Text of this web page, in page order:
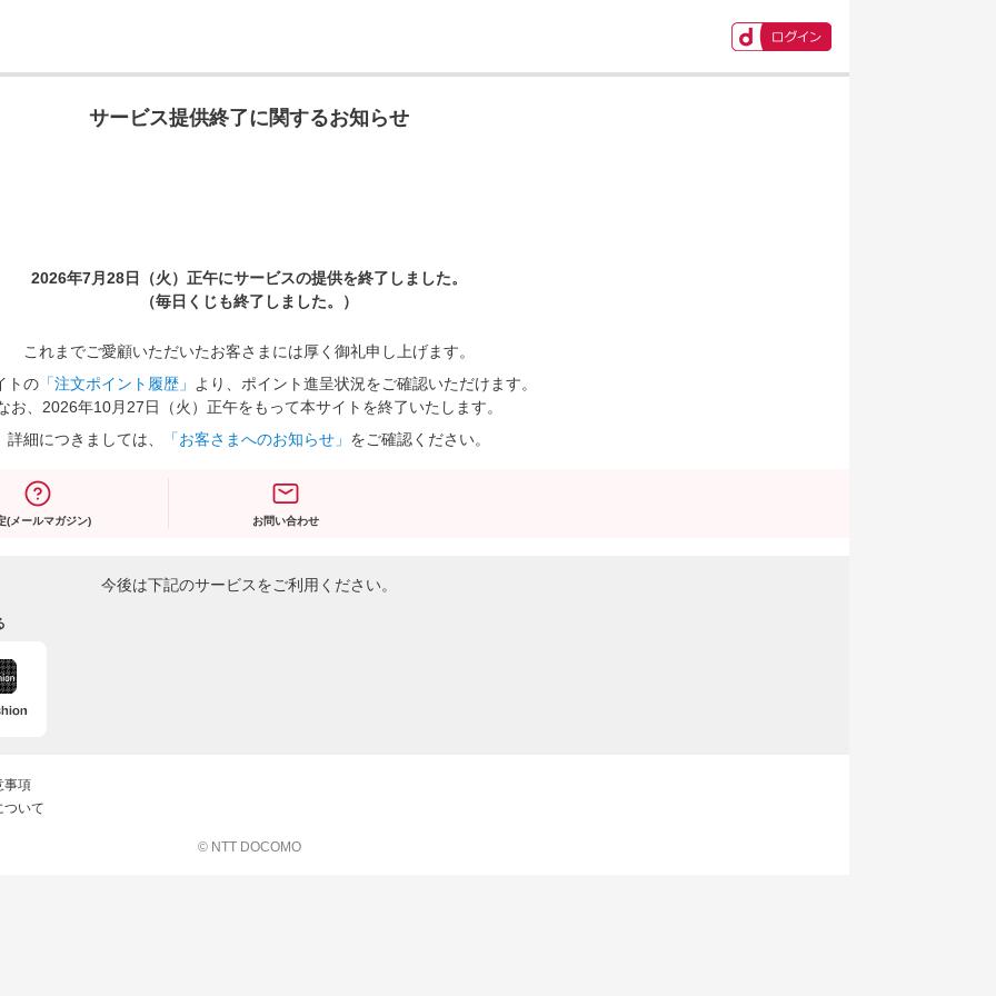
サービス提供終了に関するお知らせ
2026年7月28日（火）正午にサービスの提供を終了しました。
（毎日くじも終了しました。）
これまでご愛顧いただいたお客さまには厚く御礼申し上げます。
トの 「注文ポイント履歴」
より、ポイント進呈状況をご確認いただけます。
お、2026年10月27日（火）正午をもって本サイトを終了いたします。
詳細につきましては、
「お客さまへのお知らせ」 をご確認ください。
(メールマガジン) お問い合わせ
今後は下記のサービスをご利用ください。
事項
ついて
© NTT DOCOMO